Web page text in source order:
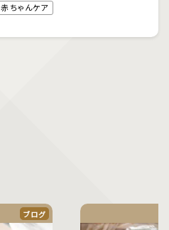
赤ちゃんケア
ブログ